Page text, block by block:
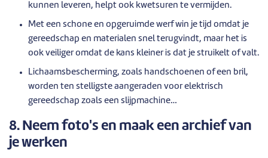
kunnen leveren, helpt ook kwetsuren te vermijden.
Met een schone en opgeruimde werf win je tijd omdat je
gereedschap en materialen snel terugvindt, maar het is
ook veiliger omdat de kans kleiner is dat je struikelt of valt.
Lichaamsbescherming, zoals handschoenen of een bril,
worden ten stelligste aangeraden voor elektrisch
gereedschap zoals een slijpmachine…
8. Neem foto's en maak een archief van
je werken